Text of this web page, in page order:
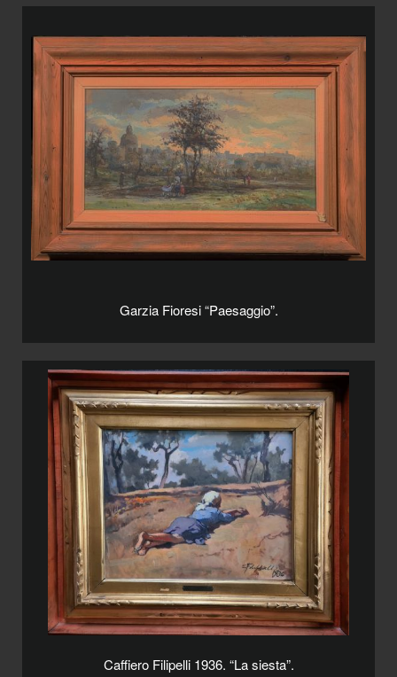
Garzia Fioresi “Paesaggio”.
Caffiero Filipelli 1936. “La siesta”.